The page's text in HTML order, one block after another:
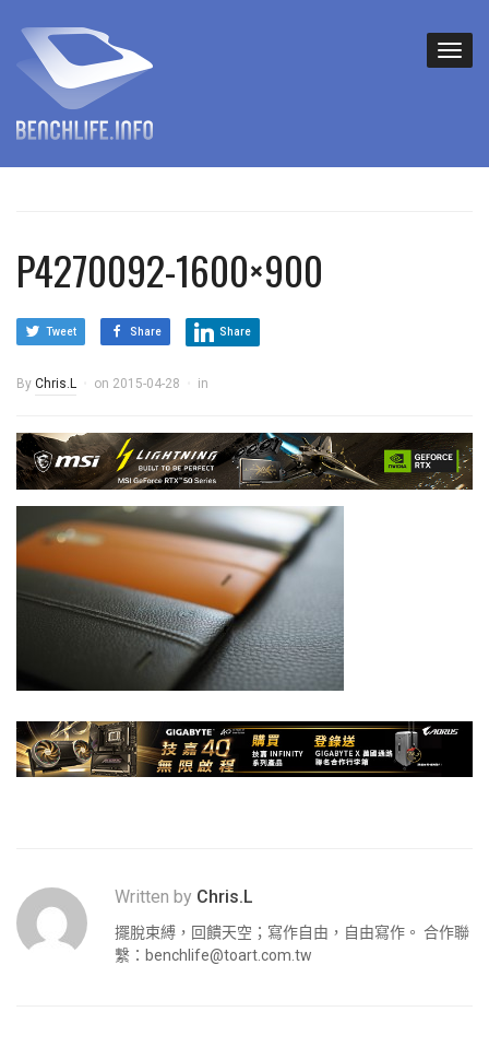
P4270092-1600×900
Tweet Share Share
By Chris.L on 2015-04-28 in
Written by Chris.L
擺脫束縛，回饋天空；寫作自由，自由寫作。 合作聯
繫： benchlife@toart.com.tw